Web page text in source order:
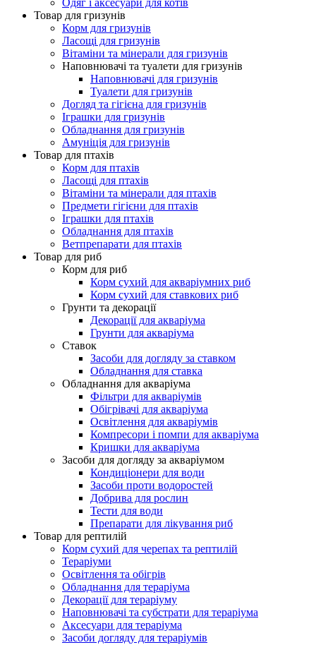
Одяг і аксесуари для котів
Товар для гризунів
Корм для гризунів
Ласощі для гризунів
Вітаміни та мінерали для гризунів
Наповнювачі та туалети для гризунів
Наповнювачі для гризунів
Туалети для гризунів
Догляд та гігієна для гризунів
Іграшки для гризунів
Обладнання для гризунів
Амуніція для гризунів
Товар для птахів
Корм для птахів
Ласощі для птахів
Вітаміни та мінерали для птахів
Предмети гігієни для птахів
Іграшки для птахів
Обладнання для птахів
Ветпрепарати для птахів
Товар для риб
Корм для риб
Корм сухий для акваріумних риб
Корм сухий для ставкових риб
Грунти та декорації
Декорації для акваріума
Грунти для акваріума
Ставок
Засоби для догляду за ставком
Обладнання для ставка
Обладнання для акваріума
Фільтри для акваріумів
Обігрівачі для акваріума
Освітлення для акваріумів
Компресори і помпи для акваріума
Кришки для акваріума
Засоби для догляду за акваріумом
Кондиціонери для води
Засоби проти водоростей
Добрива для рослин
Тести для води
Препарати для лікування риб
Товар для рептилій
Корм сухий для черепах та рептилій
Тераріуми
Освітлення та обігрів
Обладнання для тераріума
Декорації для тераріуму
Наповнювачі та субстрати для тераріума
Аксесуари для тераріума
Засоби догляду для тераріумів